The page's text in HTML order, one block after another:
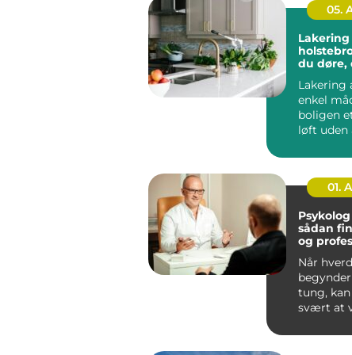
05.
holstebro sådan
du døre,
Lakering
enkel
boligen
løft uden
...
01.
sådan
og
Når
tung,
svært at
går...